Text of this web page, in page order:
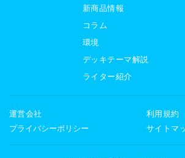
新商品情報
コラム
環境
デッキテーマ解説
ライター紹介
運営会社
利用規約
プライバシーポリシー
サイトマ